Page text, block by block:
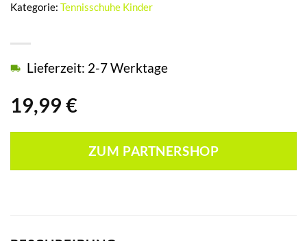
19,99 €
Lieferzeit: 2-7 Werktage
ZUM PARTNERSHOP
Kategorie: Tennisschuhe Kinder